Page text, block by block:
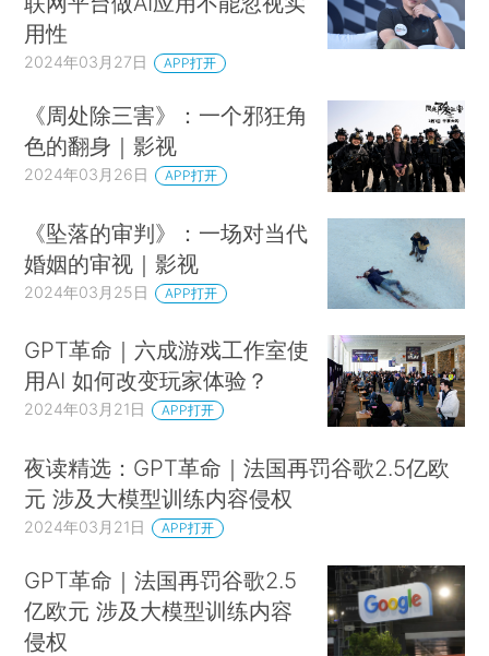
用性
2024年03月27日 APP打开
《周处除三害》：一个邪狂角
色的翻身｜影视
2024年03月26日 APP打开
《坠落的审判》：一场对当代
婚姻的审视｜影视
2024年03月25日 APP打开
GPT革命｜六成游戏工作室使
用AI 如何改变玩家体验？
2024年03月21日 APP打开
夜读精选：GPT革命｜法国再罚谷歌2.5亿欧
元 涉及大模型训练内容侵权
2024年03月21日 APP打开
GPT革命｜法国再罚谷歌2.5
亿欧元 涉及大模型训练内容
侵权